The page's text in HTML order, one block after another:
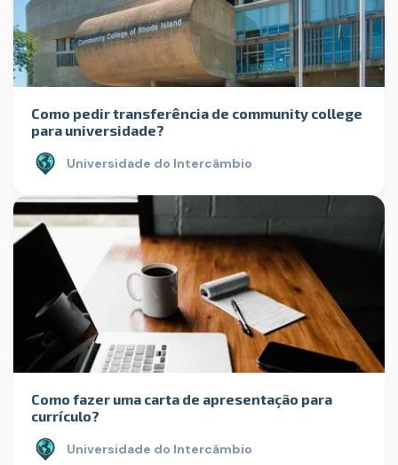
Como pedir transferência de community college
para universidade?
Universidade do Intercâmbio
Como fazer uma carta de apresentação para
currículo?
Universidade do Intercâmbio